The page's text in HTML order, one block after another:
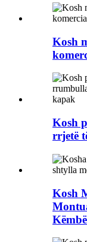
Kosh
Kosh
rrjetë
Kosh